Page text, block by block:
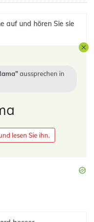
auf und hören Sie sie
aussprechen in
lesen Sie ihn.